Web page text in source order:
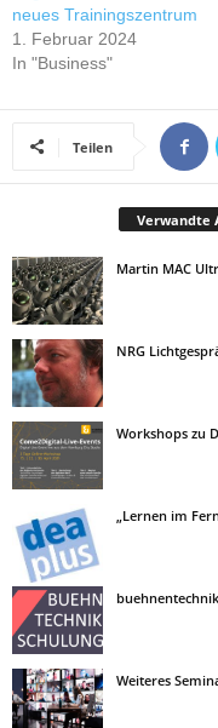
neues Trainingszentrum
1. Februar 2024
In "Business"
Teilen
Verwandte
Martin MAC
NRG
Workshops zu
„Lernen im
Weiteres